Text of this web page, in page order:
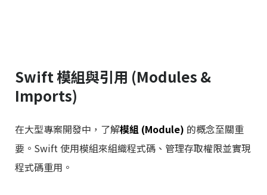
Swift 模組與引用 (Modules &
Imports)
在大型專案開發中，了解模組 (Module) 的概念至關重
要。Swift 使用模組來組織程式碼、管理存取權限並實現
程式碼重用。